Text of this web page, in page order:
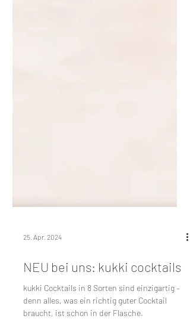
NEU bei uns: kukki cocktails
kukki Cocktails in 8 Sorten sind einzigartig –
denn alles, was ein richtig guter Cocktail